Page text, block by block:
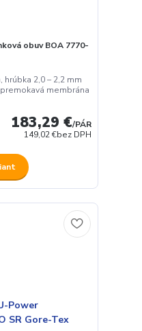
obuv BOA 7770-
hrúbka 2,0 – 2,2 mm
membrána
183,29 €/PÁR
149,02 €bez DPH